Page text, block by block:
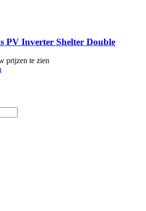
PV Inverter Shelter Double
prijzen te zien